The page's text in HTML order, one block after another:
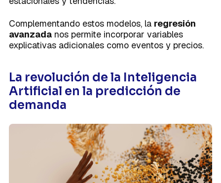
Complementando estos modelos, la regresión
avanzada nos permite incorporar variables
explicativas adicionales como eventos y precios.
La revolución de la Inteligencia
Artificial en la predicción de
demanda